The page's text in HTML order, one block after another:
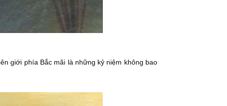
giới phía Bắc mãi là những kỷ niệm không bao